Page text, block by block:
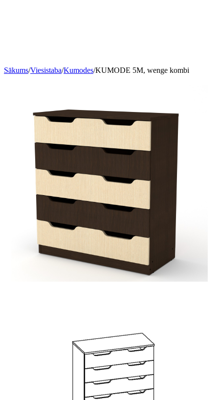
Sākums/Viesistaba/Kumodes/KUMODE 5M, wenge kombi